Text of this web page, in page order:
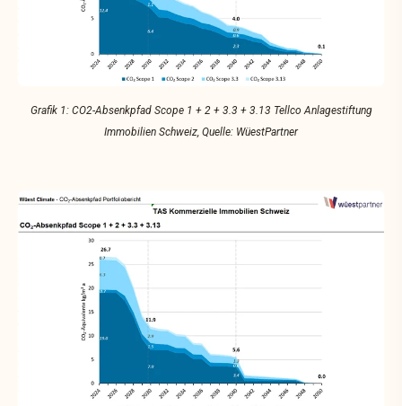
Grafik 1: CO2-Absenkpfad Scope 1 + 2 + 3.3 + 3.13 Tellco Anlagestiftung
Immobilien Schweiz, Quelle: WüestPartner